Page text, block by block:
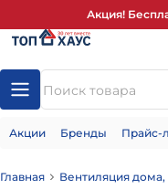
Акция!
Акции Бренды Прайс-
Главная
Вентиляция